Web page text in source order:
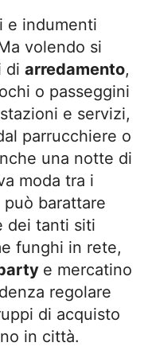
e indumenti
volendo si
di arredamento,
o passeggini
e servizi,
parrucchiere o
una notte di
moda tra i
barattare
dei tanti siti
funghi in rete,
e mercatino
regolare
di acquisto
in città.